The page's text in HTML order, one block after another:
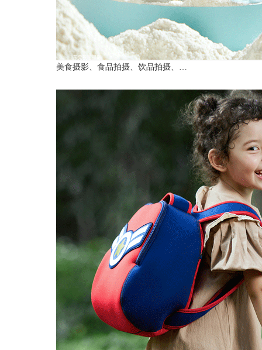
美食摄影、食品拍摄、饮品拍摄、…